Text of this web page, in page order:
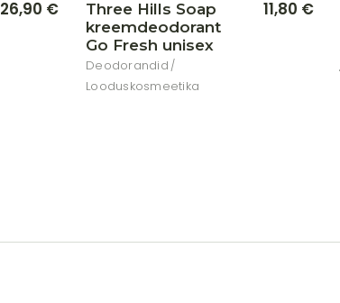
26,90 €
Three Hills Soap
kreemdeodorant
Go Fresh unisex
Deodorandid
Looduskosmeetika
11,80 €